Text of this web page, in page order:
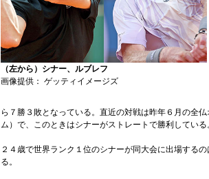
（左から）シナー、ルブレフ
画像提供： ゲッティイメージズ
ら７勝３敗となっている。直近の対戦は昨年６月の全
ム）で、このときはシナーがストレートで勝利している
２４歳で世界ランク１位のシナーが同大会に出場する
る。